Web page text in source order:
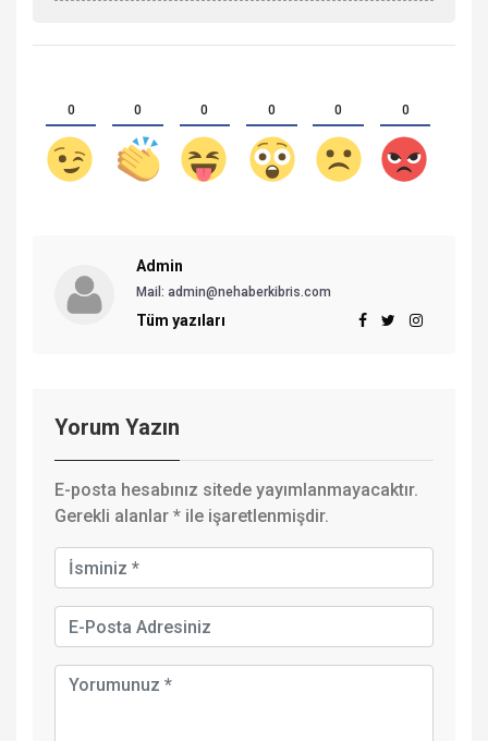
0 0 0 0 0 0
Admin
Mail: admin@nehaberkibris.com
Tüm yazıları
Yorum Yazın
E-posta hesabınız sitede yayımlanmayacaktır.
Gerekli alanlar * ile işaretlenmişdir.